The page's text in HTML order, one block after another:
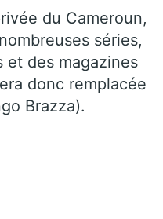
du Cameroun,
séries,
et des magazines
donc remplacée
Brazza).